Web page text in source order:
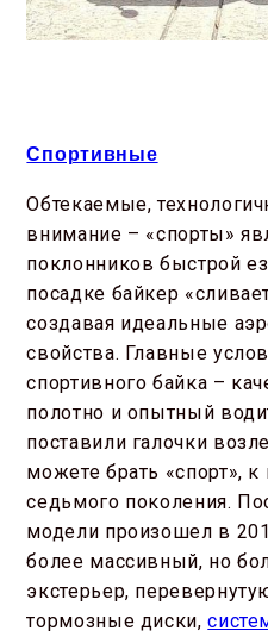
Спортивные
Обтекаемые,
внимание – «спорты»
поклонников быстрой
посадке байкер
создавая идеальные
свойства. Главные
спортивного байка –
полотно и опытный
поставили галочки
можете брать «спорт», к
седьмого поколения.
модели произошел в
более массивный, но
экстерьер,
тормозные диски,